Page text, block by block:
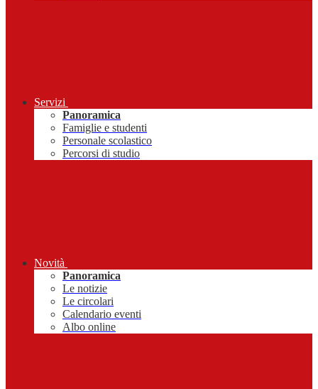
Servizi
Panoramica
Famiglie e studenti
Personale scolastico
Percorsi di studio
Novità
Panoramica
Le notizie
Le circolari
Calendario eventi
Albo online